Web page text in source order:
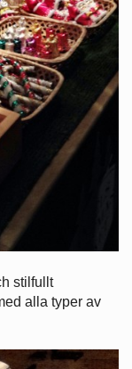
stilfullt
alla typer av